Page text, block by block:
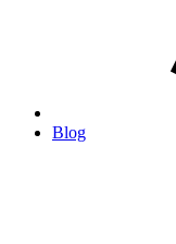
Blog